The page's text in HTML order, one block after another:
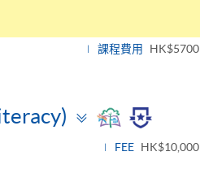
課程費用 HK$5700
Toggle
panel
FEE HK$10,000